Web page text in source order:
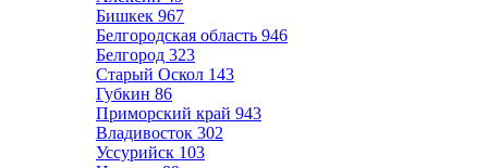
Бишкек 967
Белгородская область 946
Белгород 323
Старый Оскол 143
Губкин 86
Приморский край 943
Владивосток 302
Уссурийск 103